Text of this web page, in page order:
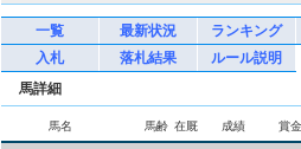
一覧 最新状況
ランキング
入札
落札結果
ルール説明
馬詳細
馬名 馬齢 在厩 成績 賞金